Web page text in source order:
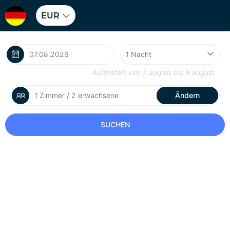
EUR
Aufenthalt von 7 august bis 8 august
1 Zimmer / 2 erwachsene Ändern